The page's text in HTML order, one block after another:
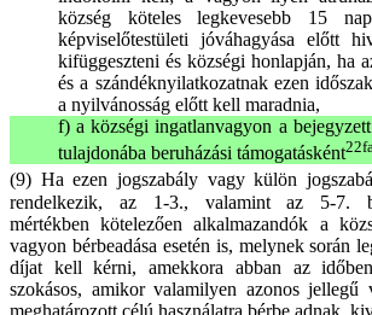
község köteles legkevesebb 15
képviselőtestületi jóváhagyása előtt
kifüggeszteni és községi honlapján, ha
és a szándéknyilatkozatnak ezen
a nyilvánosság előtt kell maradnia,
f) a községi ingatlanvagyon a
tulajdonába beruházási támogatásként
(9) Ha ezen jogszabály vagy külön
rendelkezik, az 1-3., valamint az 5-7.
mértékben kötelezően alkalmazandók a
vagyon bérbeadása esetén is, melynek során
díjat kell kérni, amekkora abban az
szokásos, amikor valamilyen azonos jellegű
meghatározott célú használatra bérbe adnak,